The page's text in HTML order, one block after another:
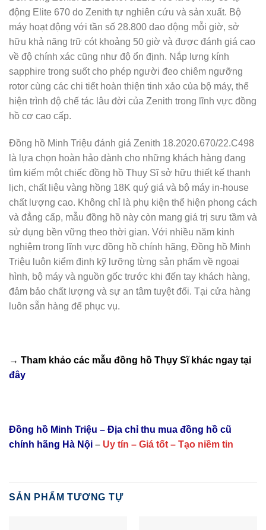
động Elite 670 do Zenith tự nghiên cứu và sản xuất. Bộ
máy hoạt động với tần số 28.800 dao động mỗi giờ, sở
hữu khả năng trữ cót khoảng 50 giờ và được đánh giá cao
về độ chính xác cũng như độ ổn định. Nắp lưng kính
sapphire trong suốt cho phép người đeo chiêm ngưỡng
rotor cùng các chi tiết hoàn thiện tinh xảo của bộ máy, thể
hiện trình độ chế tác lâu đời của Zenith trong lĩnh vực đồng
hồ cơ cao cấp.
Đồng hồ Minh Triệu đánh giá Zenith 18.2020.670/22.C498
là lựa chọn hoàn hảo dành cho những khách hàng đang
tìm kiếm một chiếc đồng hồ Thụy Sĩ sở hữu thiết kế thanh
lịch, chất liệu vàng hồng 18K quý giá và bộ máy in-house
chất lượng cao. Không chỉ là phụ kiện thể hiện phong cách
và đẳng cấp, mẫu đồng hồ này còn mang giá trị sưu tầm và
sử dụng bền vững theo thời gian. Với nhiều năm kinh
nghiệm trong lĩnh vực đồng hồ chính hãng, Đồng hồ Minh
Triệu luôn kiểm định kỹ lưỡng từng sản phẩm về ngoại
hình, bộ máy và nguồn gốc trước khi đến tay khách hàng,
đảm bảo chất lượng và sự an tâm tuyệt đối. Tại cửa hàng
luôn sẵn hàng để phục vụ.
→ Tham khảo các mẫu đồng hồ Thụy Sĩkhác ngay tại
đây
Đồng hồ Minh Triệu – Địa chỉ thu mua đồng hồ cũ
chính hãng Hà Nội – Uy tín – Giá tốt – Tạo niềm tin
SẢN PHẨM TƯƠNG TỰ